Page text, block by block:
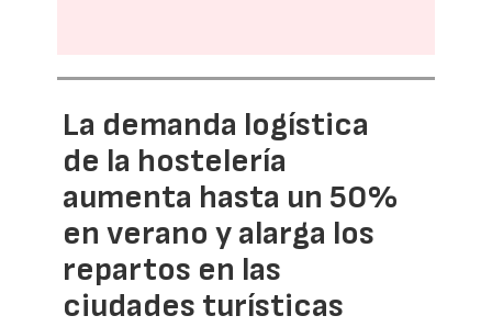
La demanda logística
de la hostelería
aumenta hasta un 50%
en verano y alarga los
repartos en las
ciudades turísticas